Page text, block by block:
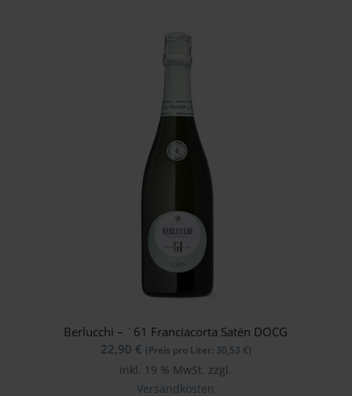
Berlucchi – ´61 Franciacorta Satèn DOCG
22,90 € (Preis pro Liter: 30,53 €)
inkl. 19 % MwSt. zzgl.
Versandkosten